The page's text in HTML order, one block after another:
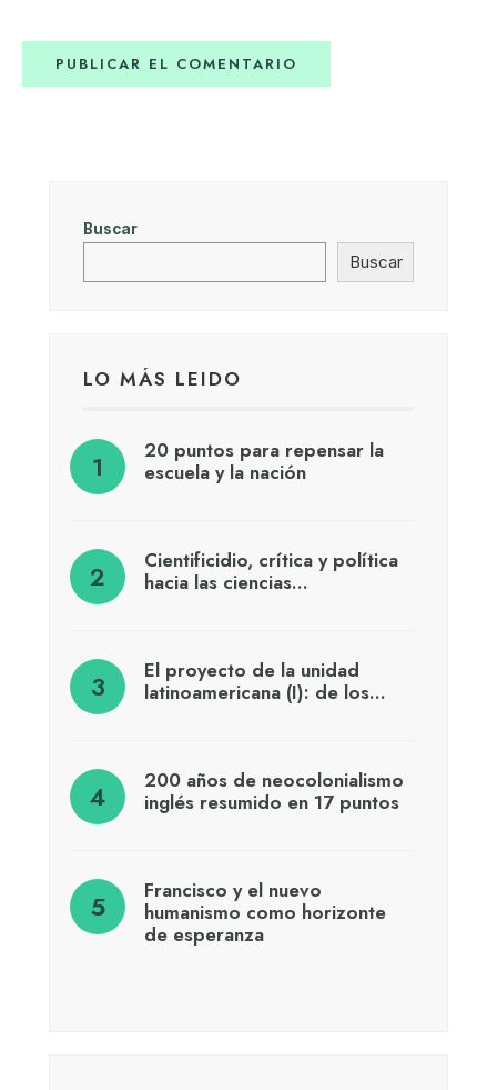
Buscar
Buscar
LO MÁS LEIDO
20 puntos para repensar la
escuela y la nación
Cientificidio, crítica y política
hacia las ciencias…
El proyecto de la unidad
latinoamericana (I): de los…
200 años de neocolonialismo
inglés resumido en 17 puntos
Francisco y el nuevo
humanismo como horizonte
de esperanza